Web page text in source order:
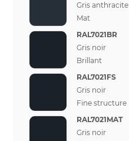
Gris anthracite
Mat
RAL7021BR
Gris noir
Brillant
RAL7021FS
Gris noir
Fine structure
RAL7021MAT
Gris noir